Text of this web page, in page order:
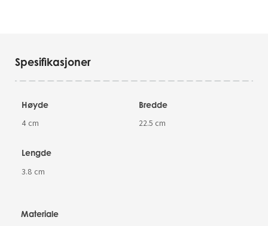
Spesifikasjoner
Høyde
4 cm
Bredde
22.5 cm
Lengde
3.8 cm
Materiale